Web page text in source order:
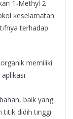
1-Methyl 2
keselamatan
terhadap
memiliki
baik yang
titik didih tinggi